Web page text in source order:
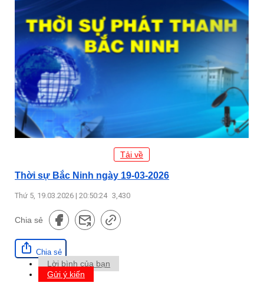
Tải về
Thời sự Bắc Ninh ngày 19-03-2026
Thứ 5, 19.03.2026 | 20:50:24 3,430
Chia sẻ
Chia sẻ
Lời bình của bạn
Gửi ý kiến